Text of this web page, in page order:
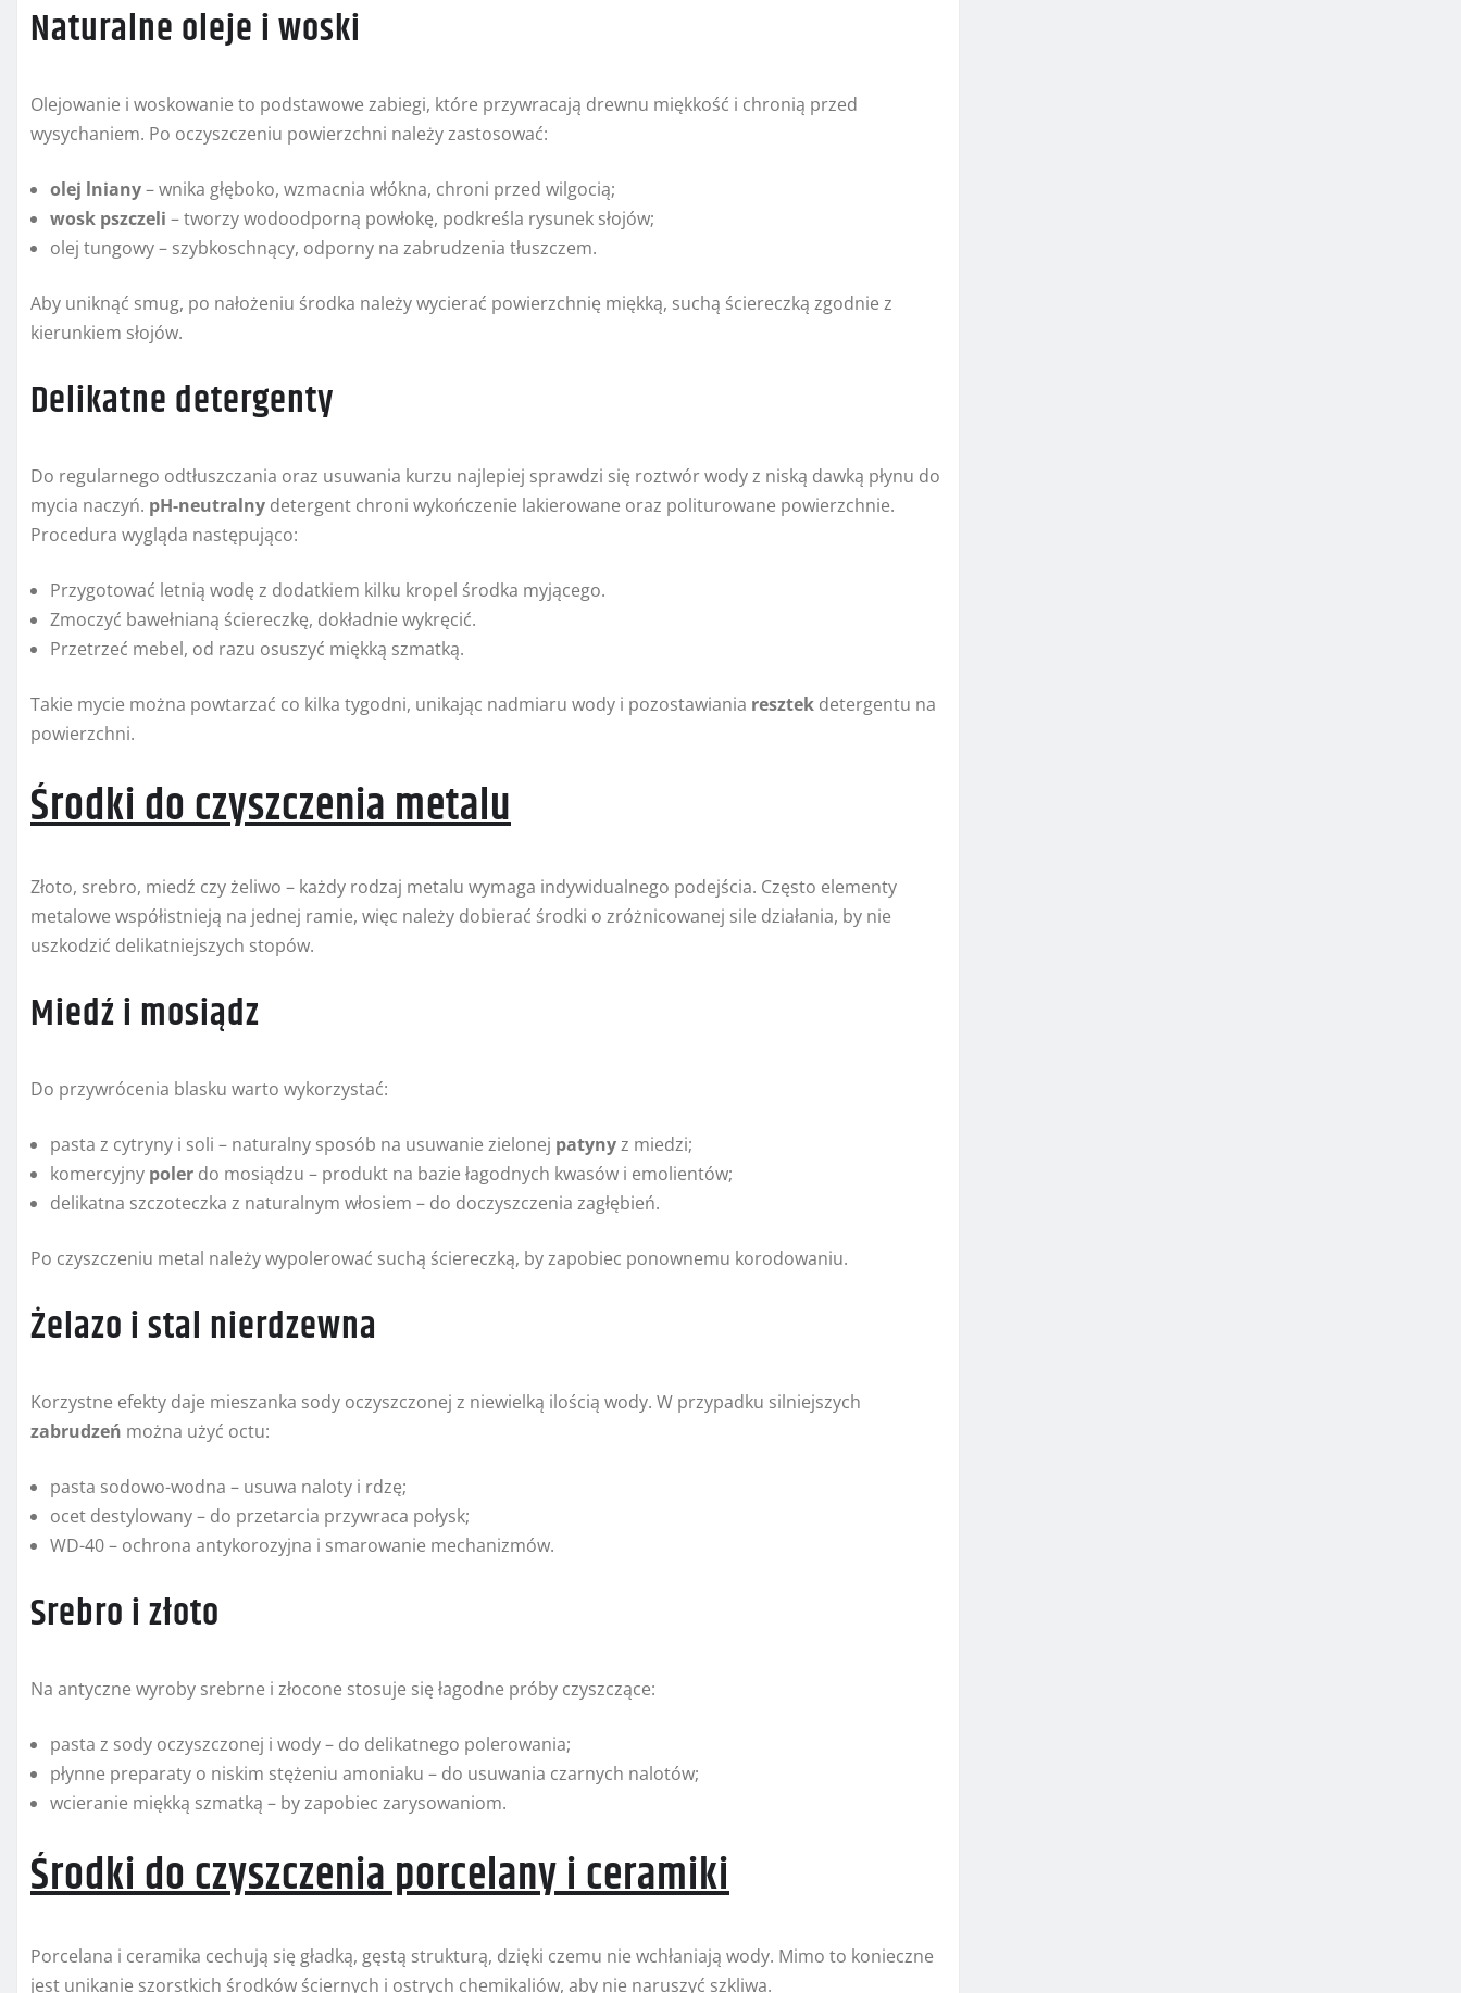
Naturalne oleje i woski
Olejowanie i woskowanie to podstawowe zabiegi, które przywracają drewnu miękkość i chronią przed
wysychaniem. Po oczyszczeniu powierzchni należy zastosować:
olej lniany– wnika głęboko, wzmacnia włókna, chroni przed wilgocią;
wosk pszczeli – tworzy wodoodporną powłokę, podkreśla rysunek słojów;
olej tungowy – szybkoschnący, odporny na zabrudzenia tłuszczem.
Aby uniknąć smug, po nałożeniu środka należy wycierać powierzchnię miękką, suchą ściereczką zgodnie z
kierunkiem słojów.
Delikatne detergenty
Do regularnego odtłuszczania oraz usuwania kurzu najlepiej sprawdzi się roztwór wody z niską dawką płynu do
mycia naczyń. pH-neutralny detergent chroni wykończenie lakierowane oraz politurowane powierzchnie.
Procedura wygląda następująco:
Przygotować letnią wodę z dodatkiem kilku kropel środka myjącego.
Zmoczyć bawełnianą ściereczkę, dokładnie wykręcić.
Przetrzeć mebel, od razu osuszyć miękką szmatką.
Takie mycie można powtarzać co kilka tygodni, unikając nadmiaru wody i pozostawiania resztek detergentu na
powierzchni.
Środki do czyszczenia metalu
Złoto, srebro, miedź czy żeliwo – każdy rodzaj metalu wymaga indywidualnego podejścia. Często elementy
metalowe współistnieją na jednej ramie, więc należy dobierać środki o zróżnicowanej sile działania, by nie
uszkodzić delikatniejszych stopów.
Miedź i mosiądz
Do przywrócenia blasku warto wykorzystać:
pasta z cytryny i soli – naturalny sposób na usuwanie zielonej patynyz miedzi;
komercyjny poler do mosiądzu – produkt na bazie łagodnych kwasów i emolientów;
delikatna szczoteczka z naturalnym włosiem – do doczyszczenia zagłębień.
Po czyszczeniu metal należy wypolerować suchą ściereczką, by zapobiec ponownemu korodowaniu.
Żelazo i stal nierdzewna
Korzystne efekty daje mieszanka sody oczyszczonej z niewielką ilością wody. W przypadku silniejszych
zabrudzeń można użyć octu:
pasta sodowo-wodna – usuwa naloty i rdzę;
ocet destylowany – do przetarcia przywraca połysk;
WD-40 – ochrona antykorozyjna i smarowanie mechanizmów.
Srebro i złoto
Na antyczne wyroby srebrne i złocone stosuje się łagodne próby czyszczące:
pasta z sody oczyszczonej i wody – do delikatnego polerowania;
płynne preparaty o niskim stężeniu amoniaku – do usuwania czarnych nalotów;
wcieranie miękką szmatką – by zapobiec zarysowaniom.
Środki do czyszczenia porcelany i ceramiki
Porcelana i ceramika cechują się gładką, gęstą strukturą, dzięki czemu nie wchłaniają wody. Mimo to konieczne
jest unikanie szorstkich środków ściernych i ostrych chemikaliów, aby nie naruszyć szkliwa.